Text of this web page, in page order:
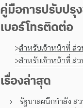
คู่มือการปรับปรุ
เบอร์โทรติดต่อ
>สำหรับเจ้าหน้าที่ ส่ว
>สำหรับเจ้าหน้าที่ ส่
เรื่องล่าสุด
รัฐบาลผนึกกำลัง ส